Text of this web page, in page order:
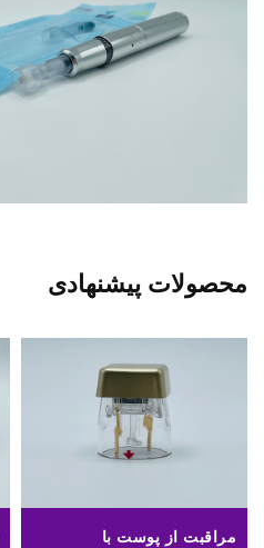
محصولات پیشنهادی
مراقبت از پوست با